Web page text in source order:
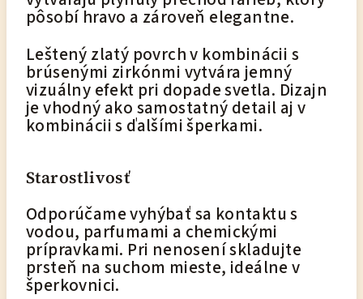
pôsobí hravo a zároveň elegantne.
Leštený zlatý povrch v kombinácii s
brúsenými zirkónmi vytvára jemný
vizuálny efekt pri dopade svetla. Dizajn
je vhodný ako samostatný detail aj v
kombinácii s ďalšími šperkami.
Starostlivosť
Odporúčame vyhýbať sa kontaktu s
vodou, parfumami a chemickými
prípravkami. Pri nenosení skladujte
prsteň na suchom mieste, ideálne v
šperkovnici.